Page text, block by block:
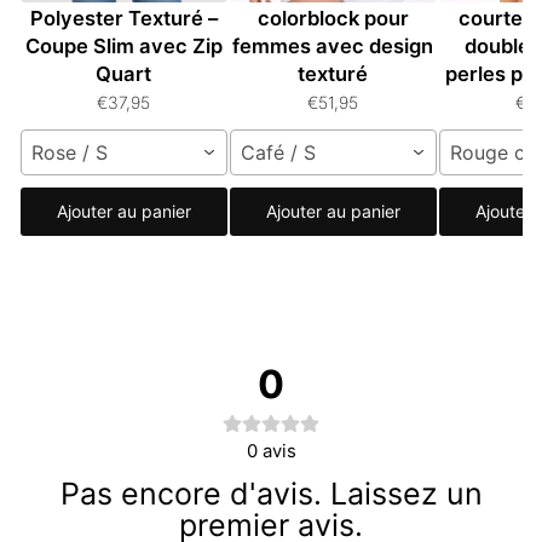
Polyester Texturé –
Coupe Slim avec Zip
Quart
€37,95
Rose / S
Ajouter au panier
colorblock pour
femmes avec design
texturé
€51,95
Café / S
Ajouter au panier
courtes
perles
Rouge
Ajouter
0
0 avis
Pas encore d'avis. Laissez un
premier avis.